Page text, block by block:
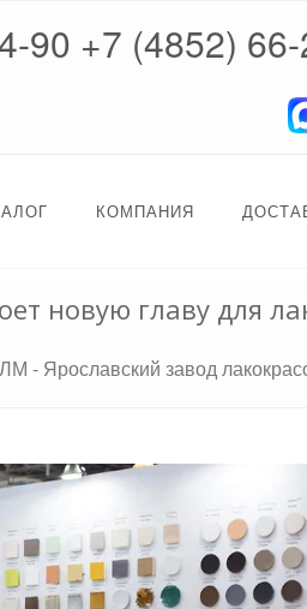
90 +7 (4852)
КОМПАНИЯ
новую главу для
- Ярославский завод